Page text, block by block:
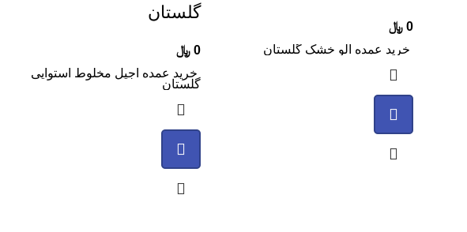
0 ﷼
خرید عمده آلو خشک گلستان
گلستان
0 ﷼
خرید عمده آجیل مخلوط استوایی
گلستان